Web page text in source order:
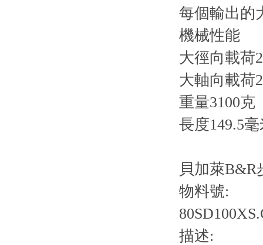
每個輸出的
機械性能
大徑向載荷
大軸向載荷
重量3100克
長度149.5
貝加萊B&R
物料號:
描述: